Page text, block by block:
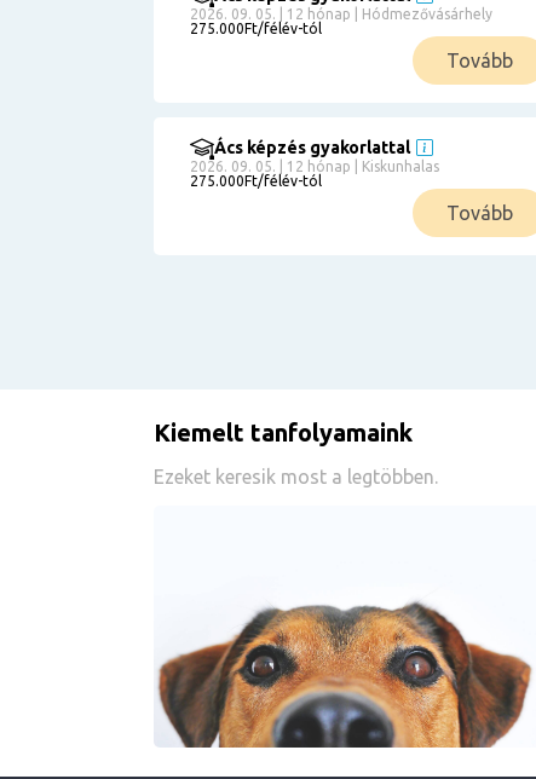
2026. 09. 05. | 12 hónap | Hódmezővásárhely
275.000Ft/félév-tól
Tovább
Ács képzés gyakorlattal
2026. 09. 05. | 12 hónap | Kiskunhalas
275.000Ft/félév-tól
Tovább
Kiemelt tanfolyamaink
Ezeket keresik most a legtöbben.